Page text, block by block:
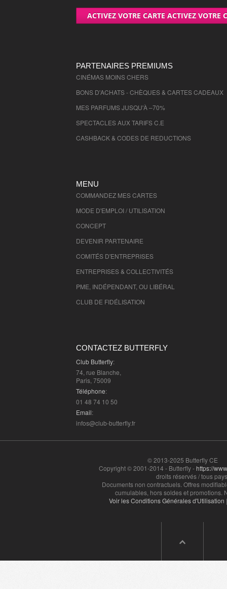
Seine Maritime - 76000 , (fr)
Seine et Marne - 77000 , (fr)
Ardennes - 8000 , (fr)
Somme - 80000 , (fr)
Tarn - 81000 , (fr)
Tarn et Garonne - 82000 , (fr)
Vosges
Yonne - 89000 , (fr)
Ariege - 9000 , (fr)
Territoire de Belfort
Essonne - 91000 , (fr)
Hauts de Seine - 92000 , (fr)
Seine St Denis - 93000 , (fr)
Val de Marne - 94000 , (fr)
ACTIVEZ VOTRE CARTE ACTIVEZ VOTRE
PARTENAIRES PREMIUMS
CINÉMAS MOINS CHERS
BONS D'ACHATS - CHÈQUES & CARTES CADEAUX
MES PARFUMS JUSQU'À –70%
SPECTACLES AUX TARIFS C.E
CASHBACK & CODES DE REDUCTIONS
MENU
COMMANDEZ MES CARTES
MODE D'EMPLOI / UTILISATION
CONCEPT
DEVENIR PARTENAIRE
COMITÉS D'ENTREPRISES
ENTREPRISES & COLLECTIVITÉS
PME, INDÉPENDANT, OU LIBÉRAL
CLUB DE FIDÉLISATION
CONTACTEZ BUTTERFLY
Club Butterfly:
74, rue Blanche,
Paris, 75009
Téléphone:
01 48 74 10 50
Email:
infos@club-butterfly.fr
© 2013-2025 Butterfly CE
Copyright © 2001-2014 - Butterfly -https://
droits réservés / tous
Documents non contractuels. Offres
cumulables, hors soldes et promotions.
Voir les Conditions Générales d'Utilisation